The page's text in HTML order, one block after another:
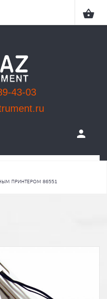
43-03
ПРИНТЕРОМ 86551